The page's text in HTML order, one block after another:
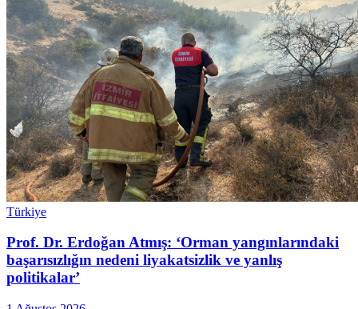
Türkiye
Prof. Dr. Erdoğan Atmış: ‘Orman yangınlarındaki
başarısızlığın nedeni liyakatsizlik ve yanlış
politikalar’